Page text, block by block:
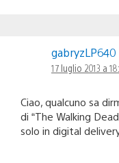
gabryzLP640
17 luglio 2013 a
Ciao, qualcuno sa
di “The Walking
solo in digital